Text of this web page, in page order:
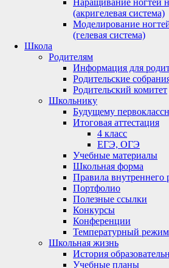
Наращивание ногтей
(акригелевая система)
Моделирование
(гелевая система)
Школа
Родителям
Информация для
Родительские
Родительский комитет
Школьнику
Будущему
Итоговая аттестация
4 класс
ЕГЭ, ОГЭ
Учебные материалы
Школьная форма
Правила внутреннего
Портфолио
Полезные ссылки
Конкурсы
Конференции
Температурный режим
Школьная жизнь
История
Учебные планы